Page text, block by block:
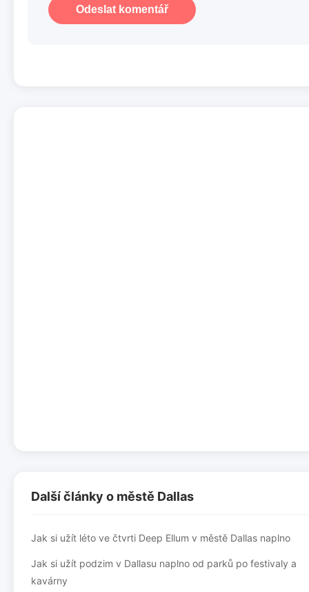
Odeslat komentář
Další články o městě Dallas
Jak si užít léto ve čtvrti Deep Ellum v městě Dallas naplno
Jak si užít podzim v Dallasu naplno od parků po festivaly a
kavárny